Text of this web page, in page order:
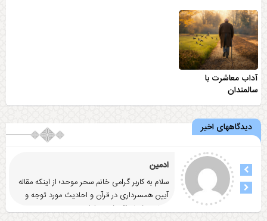
آداب معاشرت با
سالمندان
دیدگاههای اخیر
ادمین
سلام به کاربر گرامی خانم سحر موحد؛ از اینکه مقاله
آيين همسرداری در قرآن و احاديث مورد توجه و
رضایت شما واقع شد
... ادامه